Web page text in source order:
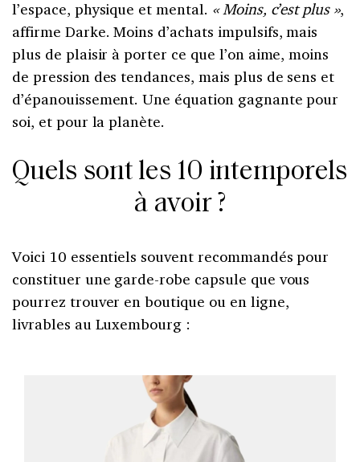
l’espace, physique et mental. « Moins, c’est plus »,
affirme Darke. Moins d’achats impulsifs, mais
plus de plaisir à porter ce que l’on aime, moins
de pression des tendances, mais plus de sens et
d’épanouissement. Une équation gagnante pour
soi, et pour la planète.
Quels sont les 10 intemporels
à avoir ?
Voici 10 essentiels souvent recommandés pour
constituer une garde-robe capsule que vous
pourrez trouver en boutique ou en ligne,
livrables au Luxembourg :